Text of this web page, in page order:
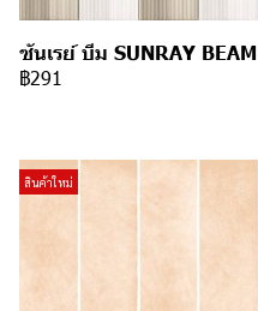
ซันเรย์ บีม SUNRAY BEAM
฿291
สินค้าใหม่